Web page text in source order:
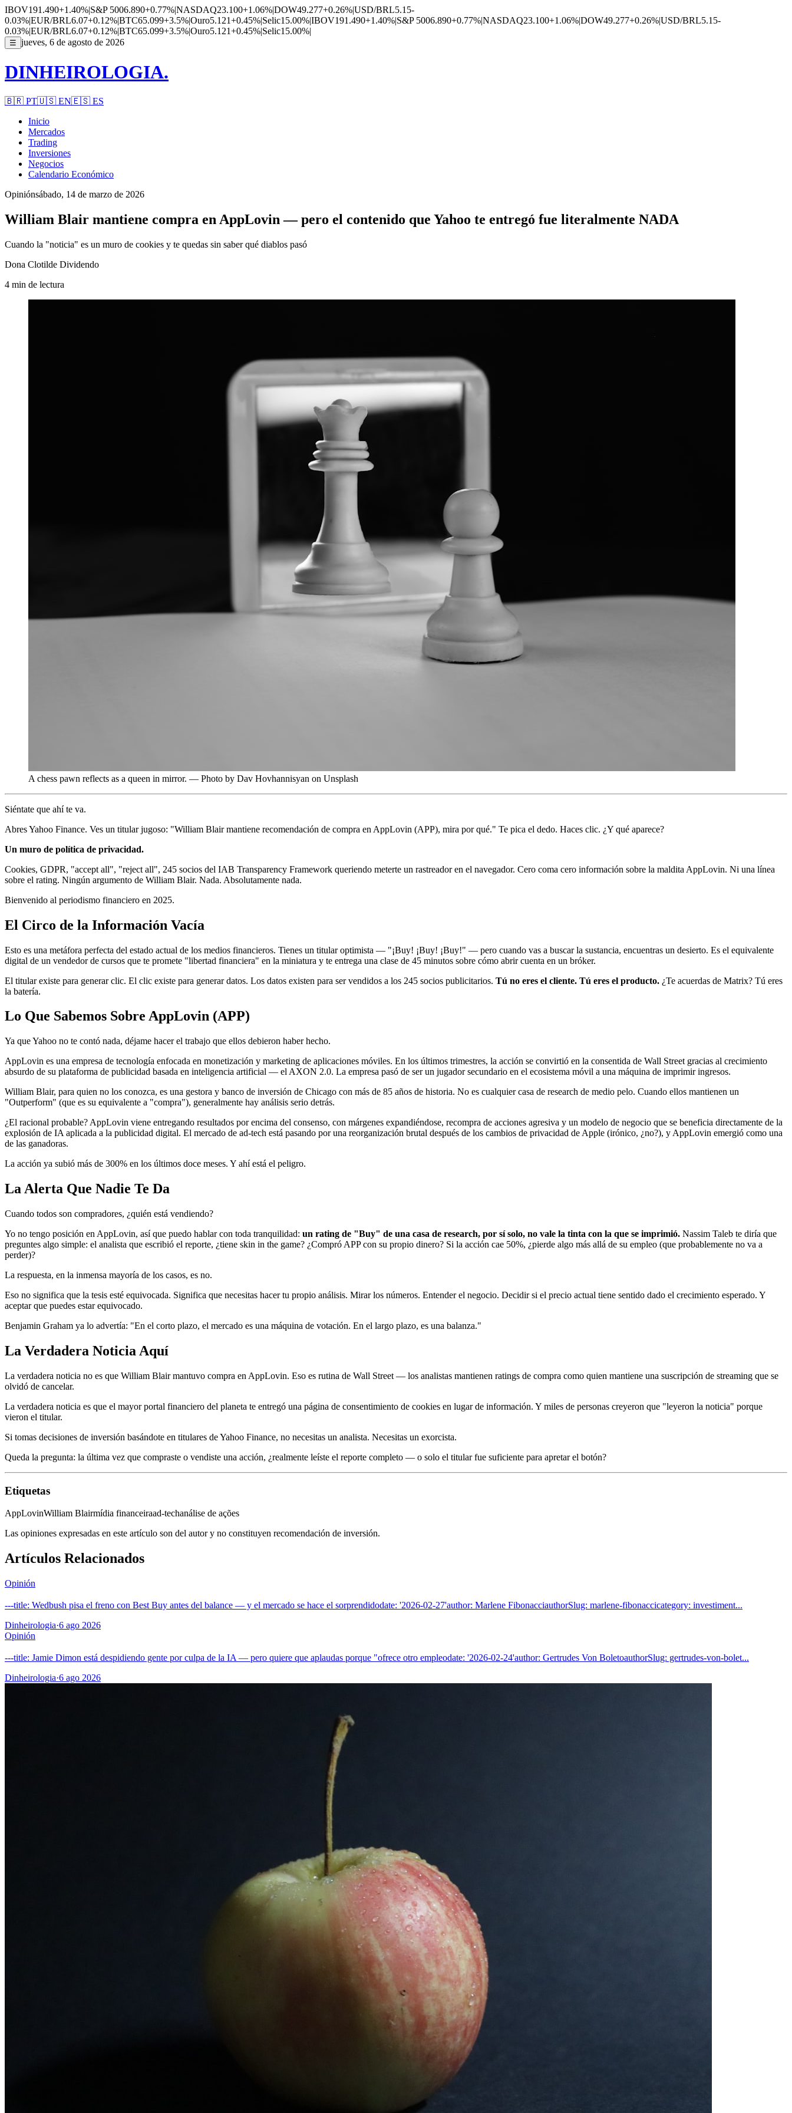
IBOV191.490+1.40%|S&P 5006.890+0.77%|NASDAQ23.100+1.06%|DOW49.277+0.26%|USD/BRL5.15-
0.03%|EUR/BRL6.07+0.12%|BTC65.099+3.5%|Ouro5.121+0.45%|Selic15.00%|IBOV191.490+1.40%|S&P 5006.890+0.77%|NASDAQ23.100+1.06%|DOW49.277+0.26%|USD/BRL5.15-
0.03%|EUR/BRL6.07+0.12%|BTC65.099+3.5%|Ouro5.121+0.45%|Selic15.00%|
☰ jueves, 6 de agosto de 2026
DINHEIROLOGIA.
🇧🇷 PT🇺🇸 EN🇪🇸 ES
Inicio
Mercados
Trading
Inversiones
Negocios
Calendario Económico
Opiniónsábado, 14 de marzo de 2026
William Blair mantiene compra en AppLovin — pero el contenido que Yahoo te entregó fue literalmente NADA
Cuando la "noticia" es un muro de cookies y te quedas sin saber qué diablos pasó
Dona Clotilde Dividendo
4 min de lectura
A chess pawn reflects as a queen in mirror. — Photo by Dav Hovhannisyan on Unsplash
Siéntate que ahí te va.
Abres Yahoo Finance. Ves un titular jugoso: "William Blair mantiene recomendación de compra en AppLovin (APP), mira por qué." Te pica el dedo. Haces clic. ¿Y qué aparece?
Un muro de política de privacidad.
Cookies, GDPR, "accept all", "reject all", 245 socios del IAB Transparency Framework queriendo meterte un rastreador en el navegador. Cero coma cero información sobre la maldita AppLovin. Ni una línea
sobre el rating. Ningún argumento de William Blair. Nada. Absolutamente nada.
Bienvenido al periodismo financiero en 2025.
El Circo de la Información Vacía
Esto es una metáfora perfecta del estado actual de los medios financieros. Tienes un titular optimista — "¡Buy! ¡Buy! ¡Buy!" — pero cuando vas a buscar la sustancia, encuentras un desierto. Es el equivalente
digital de un vendedor de cursos que te promete "libertad financiera" en la miniatura y te entrega una clase de 45 minutos sobre cómo abrir cuenta en un bróker.
El titular existe para generar clic. El clic existe para generar datos. Los datos existen para ser vendidos a los 245 socios publicitarios. Tú no eres el cliente. Tú eres el producto. ¿Te acuerdas de Matrix? Tú eres
la batería.
Lo Que Sabemos Sobre AppLovin (APP)
Ya que Yahoo no te contó nada, déjame hacer el trabajo que ellos debieron haber hecho.
AppLovin es una empresa de tecnología enfocada en monetización y marketing de aplicaciones móviles. En los últimos trimestres, la acción se convirtió en la consentida de Wall Street gracias al crecimiento
absurdo de su plataforma de publicidad basada en inteligencia artificial — el AXON 2.0. La empresa pasó de ser un jugador secundario en el ecosistema móvil a una máquina de imprimir ingresos.
William Blair, para quien no los conozca, es una gestora y banco de inversión de Chicago con más de 85 años de historia. No es cualquier casa de research de medio pelo. Cuando ellos mantienen un
"Outperform" (que es su equivalente a "compra"), generalmente hay análisis serio detrás.
¿El racional probable? AppLovin viene entregando resultados por encima del consenso, con márgenes expandiéndose, recompra de acciones agresiva y un modelo de negocio que se beneficia directamente de la
explosión de IA aplicada a la publicidad digital. El mercado de ad-tech está pasando por una reorganización brutal después de los cambios de privacidad de Apple (irónico, ¿no?), y AppLovin emergió como una
de las ganadoras.
La acción ya subió más de 300% en los últimos doce meses. Y ahí está el peligro.
La Alerta Que Nadie Te Da
Cuando todos son compradores, ¿quién está vendiendo?
Yo no tengo posición en AppLovin, así que puedo hablar con toda tranquilidad: un rating de "Buy" de una casa de research, por sí solo, no vale la tinta con la que se imprimió. Nassim Taleb te diría que
preguntes algo simple: el analista que escribió el reporte, ¿tiene skin in the game? ¿Compró APP con su propio dinero? Si la acción cae 50%, ¿pierde algo más allá de su empleo (que probablemente no va a
perder)?
La respuesta, en la inmensa mayoría de los casos, es no.
Eso no significa que la tesis esté equivocada. Significa que necesitas hacer tu propio análisis. Mirar los números. Entender el negocio. Decidir si el precio actual tiene sentido dado el crecimiento esperado. Y
aceptar que puedes estar equivocado.
Benjamin Graham ya lo advertía: "En el corto plazo, el mercado es una máquina de votación. En el largo plazo, es una balanza."
La Verdadera Noticia Aquí
La verdadera noticia no es que William Blair mantuvo compra en AppLovin. Eso es rutina de Wall Street — los analistas mantienen ratings de compra como quien mantiene una suscripción de streaming que se
olvidó de cancelar.
La verdadera noticia es que el mayor portal financiero del planeta te entregó una página de consentimiento de cookies en lugar de información. Y miles de personas creyeron que "leyeron la noticia" porque
vieron el titular.
Si tomas decisiones de inversión basándote en titulares de Yahoo Finance, no necesitas un analista. Necesitas un exorcista.
Queda la pregunta: la última vez que compraste o vendiste una acción, ¿realmente leíste el reporte completo — o solo el titular fue suficiente para apretar el botón?
Etiquetas
AppLovinWilliam Blairmídia financeiraad-techanálise de ações
Las opiniones expresadas en este artículo son del autor y no constituyen recomendación de inversión.
Artículos Relacionados
Opinión
---title: Wedbush pisa el freno con Best Buy antes del balance — y el mercado se hace el sorprendidodate: '2026-02-27'author: Marlene FibonacciauthorSlug: marlene-fibonaccicategory: investiment...
Dinheirologia·6 ago 2026
Opinión
---title: Jamie Dimon está despidiendo gente por culpa de la IA — pero quiere que aplaudas porque "ofrece otro empleodate: '2026-02-24'author: Gertrudes Von BoletoauthorSlug: gertrudes-von-bolet...
Dinheirologia·6 ago 2026